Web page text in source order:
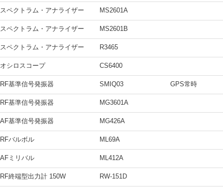
スペクトラム・アナライザー MS2601A
スペクトラム・アナライザー MS2601B
スペクトラム・アナライザー R3465
オシロスコープ CS6400
RF基準信号発振器 SMIQ03 GPS常時
RF基準信号発振器 MG3601A
AF基準信号発振器 MG426A
RFバルボル ML69A
AFミリバル ML412A
RF終端型出力計 150W RW-151D